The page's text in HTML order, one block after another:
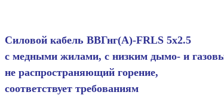
Силовой кабель ВВГнг(А)-FRLS 5х2.5
с медными жилами, с низким дымо- и
не распространяющий горение,
соответствует требованиям